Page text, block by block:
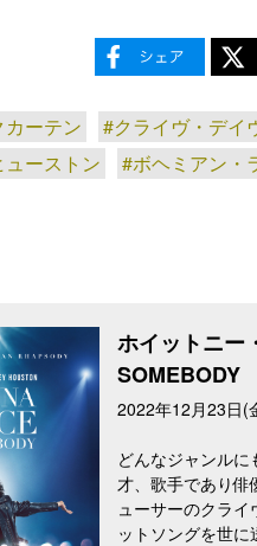
ーテン #クライヴ・デイ
ーストン
#ボヘミアン・
ホイットニー
SOMEBODY
2022年12月23日(
どんなジャンル
才、歌手であり
ューサーのクラ
ットソングを世